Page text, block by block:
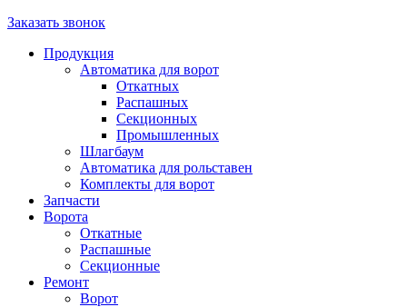
Заказать звонок
Продукция
Автоматика для ворот
Откатных
Распашных
Секционных
Промышленных
Шлагбаум
Автоматика для рольставен
Комплекты для ворот
Запчасти
Ворота
Откатные
Распашные
Секционные
Ремонт
Ворот